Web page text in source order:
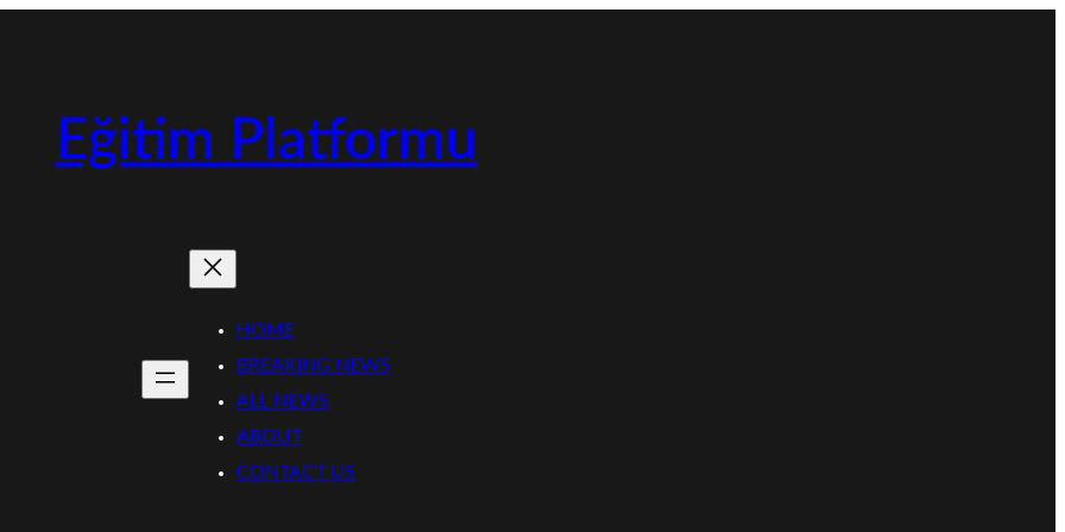
Eğitim Platformu
HOME
BREAKING NEWS
ALL NEWS
ABOUT
CONTACT US